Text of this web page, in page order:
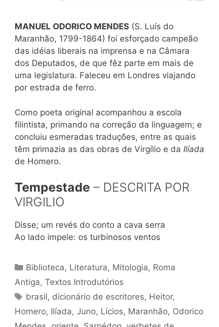
MANUEL ODORICO MENDES (S. Luís do
Maranhão, 1799-1864) foi esforçado campeão
das idéias liberais na imprensa e na Câmara
dos Deputados, de que fêz parte em mais de
uma legislatura. Faleceu em Londres viajando
por estrada de ferro.
Como poeta original acompanhou a escola
filintista, primando na correção da linguagem; e
concluiu esmeradas traduções, entre as quais
têm primazia as das obras de Virgílio e da Ilíada
de Homero.
Tempestade – DESCRITA POR
VIRGILIO
Disse; um revés do conto a cava serra
Ao lado impele: os turbinosos ventos
Categorias
Biblioteca, Literatura, Mitologia, Roma
Antiga, Textos Introdutórios
Tags
brasil, dicionário de escritores, Heitor,
Homero, Ilíada, Juno, Lícios, Maranhão, Odorico